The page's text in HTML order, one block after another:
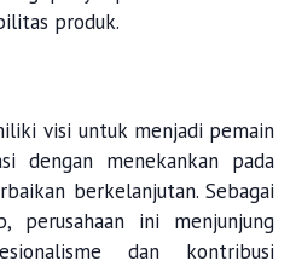
produk.
visi untuk menjadi pemain
dengan menekankan pada
berkelanjutan. Sebagai
perusahaan ini menjunjung
dan kontribusi